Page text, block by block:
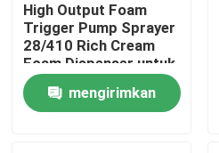
Beranda
High Output Foam
Trigger Pump Sprayer
28/410 Rich Cream
Foam Dispenser untuk
produk pembersih
ubin kamar mandi
mengirimkan